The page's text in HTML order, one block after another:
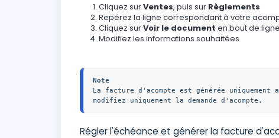
Cliquez surVentes, puis sur Règlements
Repérez la ligne correspondant à votre
Cliquez surVoir le document en bout de
Modifiez les informations souhaitées
Note
La facture d'acompte est générée uniquement
modifiez uniquement la demande d'acompte.
Régler l'échéance et générer la facture